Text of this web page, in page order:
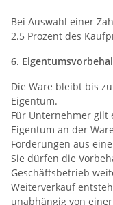
Bei Auswahl einer
2.5 Prozent des
6.
Die Ware bleibt bis
Eigentum.
Für Unternehmer gilt
Eigentum an der
Forderungen aus
Sie dürfen die
Geschäftsbetrieb
Weiterverkauf
unabhängig von